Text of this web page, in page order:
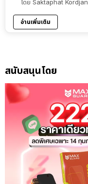
โดย Saktaphat Kordjan
อ่านเพิ่มเติม
สนับสนุนโดย